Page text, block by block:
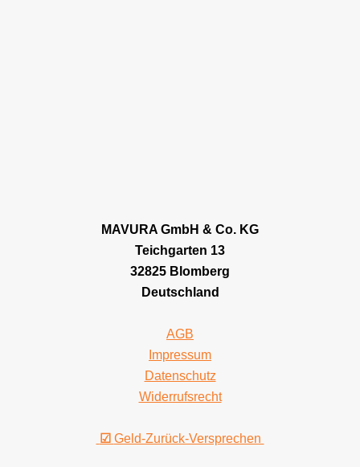
MAVURA GmbH & Co. KG
Teichgarten 13
32825 Blomberg
Deutschland
AGB
Impressum
Datenschutz
Widerrufsrecht
☑ Geld-Zurück-Versprechen